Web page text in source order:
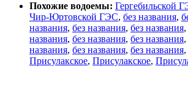
Похожие водоемы: Гергебильской
Чир-Юртовской ГЭС, без названия,
названия, без названия, без названия,
названия, без названия, без названия,
названия, без названия, без названия,
Присулакское, Присулакское,